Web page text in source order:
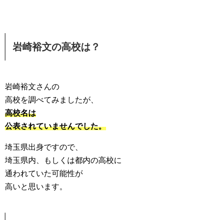
岩崎裕文の高校は？
岩崎裕文さんの
高校を調べてみましたが、
高校名は
公表されていませんでした。
埼玉県出身ですので、
埼玉県内、もしくは都内の高校に
通われていた可能性が
高いと思います。